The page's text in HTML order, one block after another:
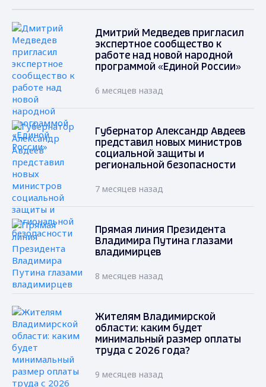
Дмитрий Медведев пригласил
экспертное сообщество к
работе над новой народной
программой «Единой России»
6 месяцев назад
Губернатор Александр Авдеев
представил новых министров
социальной защиты и
региональной безопасности
7 месяцев назад
Прямая линия Президента
Владимира Путина глазами
владимирцев
8 месяцев назад
Жителям Владимирской
области: каким будет
минимальный размер оплаты
труда с 2026 года?
9 месяцев назад